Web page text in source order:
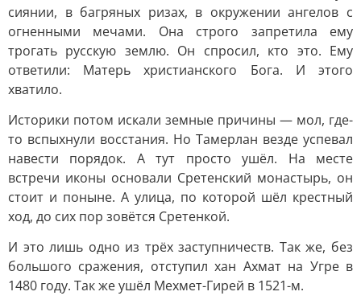
сиянии, в багряных ризах, в окружении ангелов с
огненными мечами. Она строго запретила ему
трогать русскую землю. Он спросил, кто это. Ему
ответили: Матерь христианского Бога. И этого
хватило.
Историки потом искали земные причины — мол, где-
то вспыхнули восстания. Но Тамерлан везде успевал
навести порядок. А тут просто ушёл. На месте
встречи иконы основали Сретенский монастырь, он
стоит и поныне. А улица, по которой шёл крестный
ход, до сих пор зовётся Сретенкой.
И это лишь одно из трёх заступничеств. Так же, без
большого сражения, отступил хан Ахмат на Угре в
1480 году. Так же ушёл Мехмет-Гирей в 1521-м.